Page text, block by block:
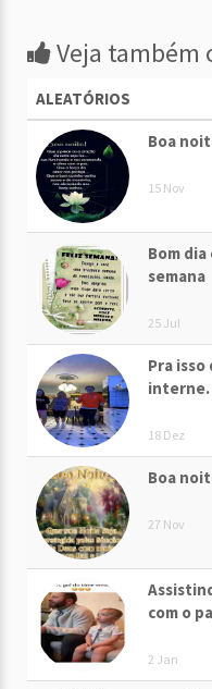
Veja também
ALEATÓRIOS
Boa
15 Nov
Bom
semana
25 Jul
Pra
interne.
18 Dez
Boa
27 Nov
com o
2 Jan